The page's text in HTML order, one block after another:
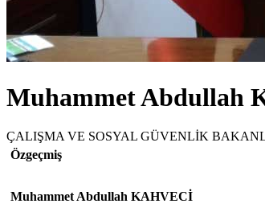
Muhammet Abdullah
ÇALIŞMA VE SOSYAL GÜVENLİK
Özgeçmiş
Muhammet Abdullah KAHVECİ